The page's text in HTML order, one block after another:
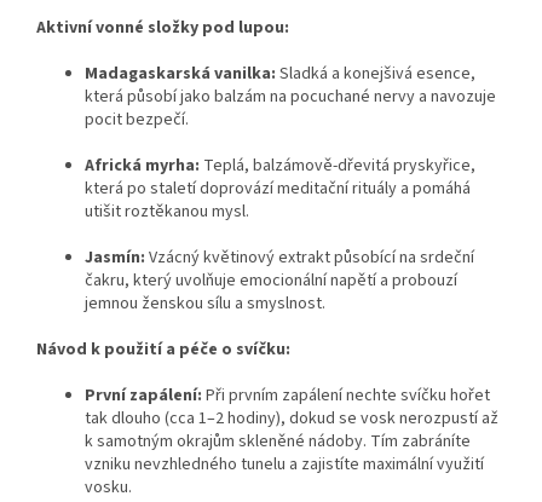
Aktivní vonné složky pod lupou:
Madagaskarská vanilka: Sladká a konejšivá esence,
která působí jako balzám na pocuchané nervy a navozuje
pocit bezpečí.
Africká myrha: Teplá, balzámově-dřevitá pryskyřice,
která po staletí doprovází meditační rituály a pomáhá
utišit roztěkanou mysl.
Jasmín: Vzácný květinový extrakt působící na srdeční
čakru, který uvolňuje emocionální napětí a probouzí
jemnou ženskou sílu a smyslnost.
Návod k použití a péče o svíčku:
První zapálení: Při prvním zapálení nechte svíčku hořet
tak dlouho (cca 1–2 hodiny), dokud se vosk nerozpustí až
k samotným okrajům skleněné nádoby. Tím zabráníte
vzniku nevzhledného tunelu a zajistíte maximální využití
vosku.